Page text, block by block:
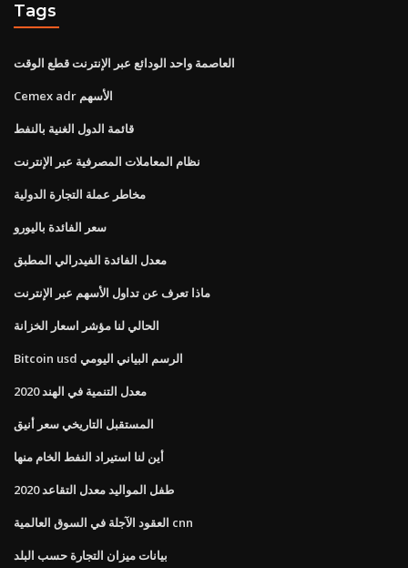
Tags
العاصمة واحد الودائع عبر الإنترنت قطع الوقت
Cemex adr الأسهم
قائمة الدول الغنية بالنفط
نظام المعاملات المصرفية عبر الإنترنت
مخاطر عملة التجارة الدولية
سعر الفائدة باليورو
معدل الفائدة الفيدرالي المطبق
ماذا تعرف عن تداول الأسهم عبر الإنترنت
الحالي لنا مؤشر اسعار الخزانة
Bitcoin usd الرسم البياني اليومي
معدل التنمية في الهند 2020
المستقبل التاريخي سعر أنيق
أين لنا استيراد النفط الخام منها
طفل المواليد معدل التقاعد 2020
العقود الآجلة في السوق العالمية cnn
بيانات ميزان التجارة حسب البلد